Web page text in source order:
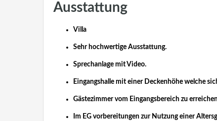
Ausstattung
Villa
Sehr hochwertige Ausstattung.
Sprechanlage mit Video.
Eingangshalle mit einer Deckenhöhe welche
Gästezimmer vom Eingangsbereich zu
Im EG vorbereitungen zur Nutzung einer